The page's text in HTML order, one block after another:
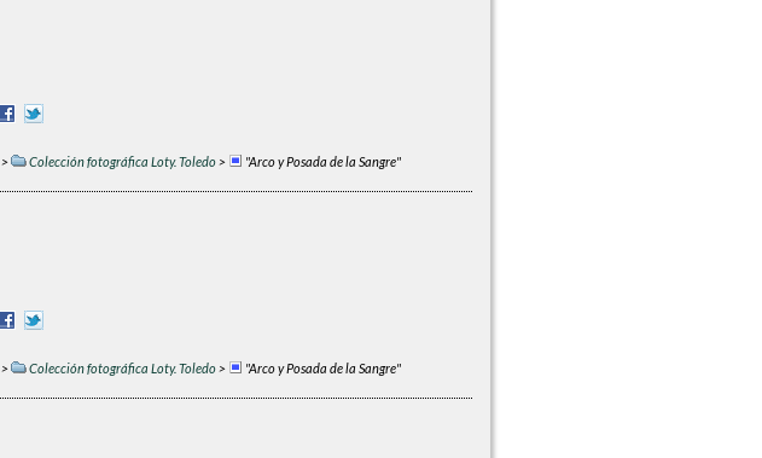
> Colección fotográfica Loty. Toledo> "Arco y Posada de la Sangre"
> Colección fotográfica Loty. Toledo> "Arco y Posada de la Sangre"